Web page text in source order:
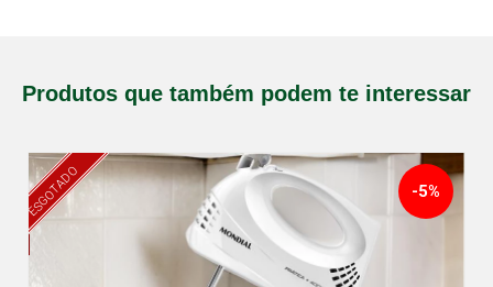
Produtos que também podem te interessar
ESGOTADO -5%